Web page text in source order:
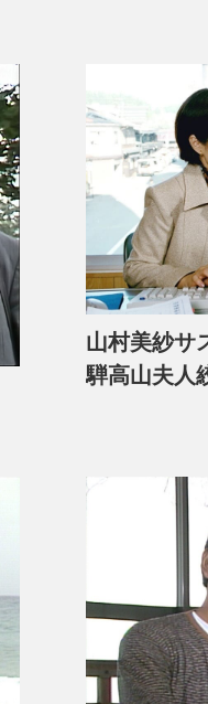
山村美紗サ
騨高山夫人